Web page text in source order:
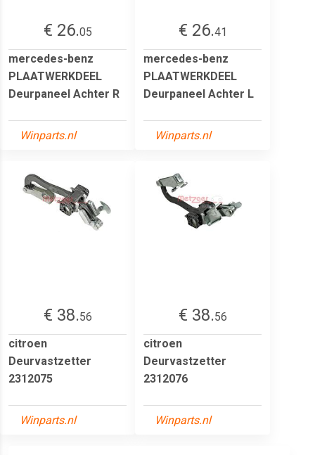
€ 26.05
mercedes-benz
PLAATWERKDEEL
Deurpaneel Achter R
Winparts.nl
€ 26.41
mercedes-benz
PLAATWERKDEEL
Deurpaneel Achter L
Winparts.nl
€ 38.56
citroen
Deurvastzetter
2312075
Winparts.nl
€ 38.56
citroen
Deurvastzetter
2312076
Winparts.nl